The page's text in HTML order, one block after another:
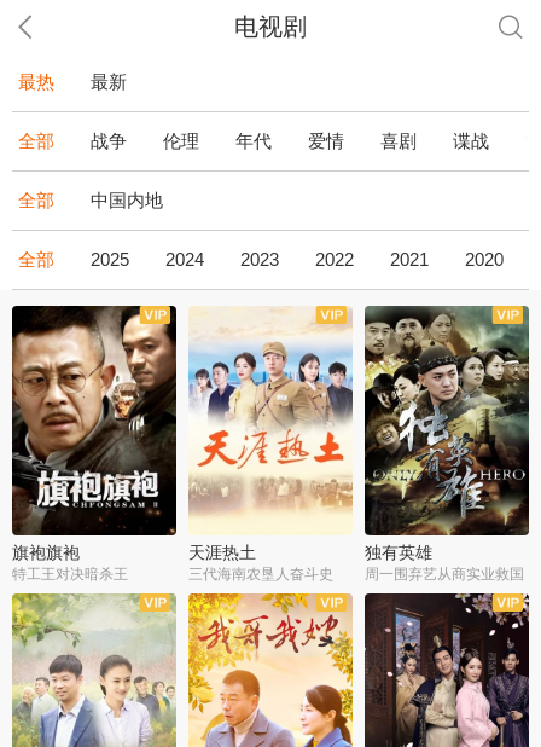
电视剧
最热 最新
全部 战争 伦理 年代 爱情 喜剧 谍战
全部 中国内地
全部 2025 2024 2023 2022 2021 2020
全43集
旗袍旗袍
特工王对决暗杀王
全36集
天涯热土
三代海南农垦人奋斗史
全34集
独有英雄
周一围弃艺从商实业救国
全34集
全50集 全51集